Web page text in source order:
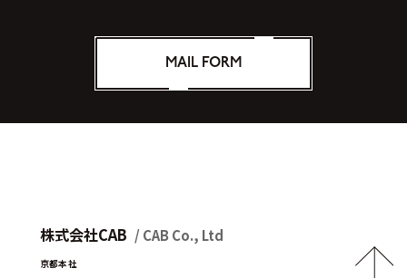
MAIL FORM
株式会社CAB / CAB Co., Ltd
京都本社